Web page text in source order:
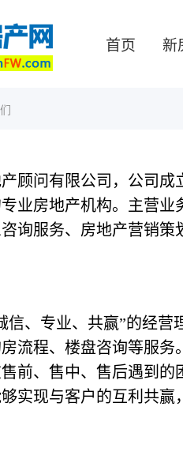
首页 新
顾问有限公司，公司
业房地产机构。主营
询服务、房地产营销策
信、专业、共赢”的经
流程、楼盘咨询等服
前、售中、售后遇到
实现与客户的互利共赢